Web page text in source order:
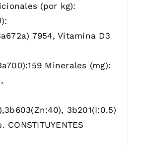
(por kg):
7954, Vitamina D3
Minerales (mg):
3b201(I:0.5)
CONSTITUYENTES